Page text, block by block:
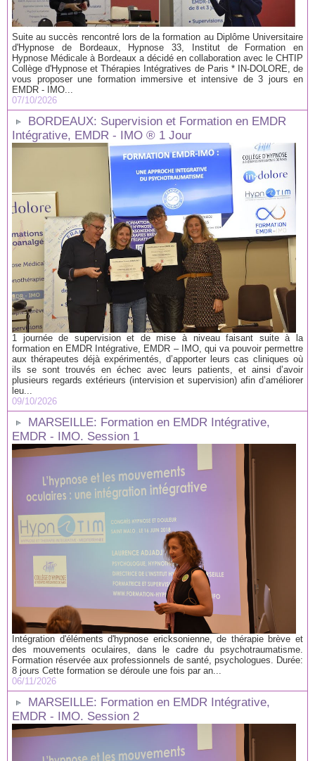
Suite au succès rencontré lors de la formation au Diplôme Universitaire
d'Hypnose de Bordeaux, Hypnose 33, Institut de Formation en
Hypnose Médicale à Bordeaux a décidé en collaboration avec le CHTIP
Collège d'Hypnose et Thérapies Intégratives de Paris * IN-DOLORE, de
vous proposer une formation immersive et intensive de 3 jours en
EMDR - IMO...
07/10/2026
BORDEAUX: Supervision et Formation en EMDR
Intégrative, EMDR - IMO ® 1 Jour
1 journée de supervision et de mise à niveau faisant suite à la
formation en EMDR Intégrative, EMDR – IMO, qui va pouvoir permettre
aux thérapeutes déjà expérimentés, d’apporter leurs cas cliniques où
ils se sont trouvés en échec avec leurs patients, et ainsi d’avoir
plusieurs regards extérieurs (intervision et supervision) afin d’améliorer
leu...
09/10/2026
MARSEILLE: Formation en EMDR Intégrative,
EMDR - IMO. Session 1
Intégration d'éléments d'hypnose ericksonienne, de thérapie brève et
des mouvements oculaires, dans le cadre du psychotraumatisme.
Formation réservée aux professionnels de santé, psychologues. Durée:
8 jours Cette formation se déroule une fois par an...
06/11/2026
MARSEILLE: Formation en EMDR Intégrative,
EMDR - IMO. Session 2